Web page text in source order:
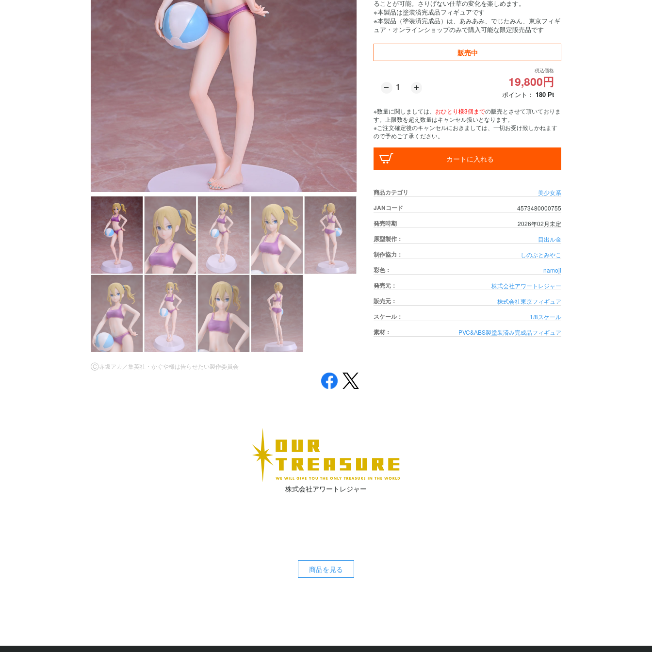
Ⓒ赤坂アカ／集英社・かぐや様は告らせたい製作委員会
ることが可能。さりげない仕草の変化を楽しめます。
※本製品は塗装済完成品フィギュアです
※本製品（塗装済完成品）は、あみあみ、でじたみん、東京フィギ
ュア・オンラインショップのみで購入可能な限定販売品です
販売中
税込価格
19,800円
ポイント： 180 Pt
※数量に関しましては、 おひとり様3個までの販売とさせて頂いておりま
す。上限数を超え数量はキャンセル扱いとなります。
※ご注文確定後のキャンセルにおきましては、一切お受け致しかねます
ので予めご了承ください。
カートに入れる
商品カテゴリ 美少女系
JANコード 4573480000755
発売時期 2026年02月未定
原型製作： 目出ル金
制作協力： しのぶとみやこ
彩色： namoji
発売元： 株式会社アワートレジャー
販売元： 株式会社東京フィギュア
スケール： 1/8スケール
素材： PVC&ABS製塗装済み完成品フィギュア
株式会社アワートレジャー
商品を見る